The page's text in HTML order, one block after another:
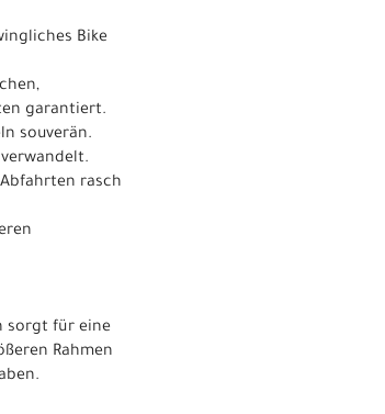
Bike
garantiert.
souverän.
rasch
sorgt für eine
Rahmen